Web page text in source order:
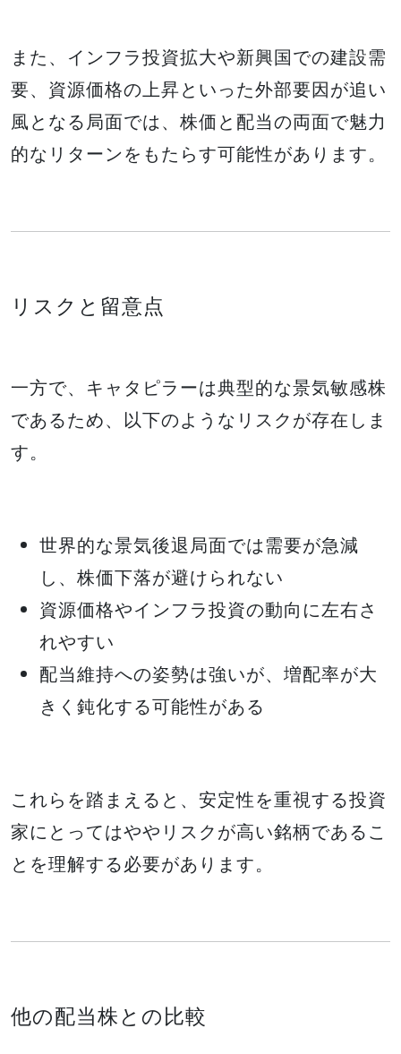
また、インフラ投資拡大や新興国での建設需
要、資源価格の上昇といった外部要因が追い
風となる局面では、株価と配当の両面で魅力
的なリターンをもたらす可能性があります。
リスクと留意点
一方で、キャタピラーは典型的な景気敏感株
であるため、以下のようなリスクが存在しま
す。
世界的な景気後退局面では需要が急減
し、株価下落が避けられない
資源価格やインフラ投資の動向に左右さ
れやすい
配当維持への姿勢は強いが、増配率が大
きく鈍化する可能性がある
これらを踏まえると、安定性を重視する投資
家にとってはややリスクが高い銘柄であるこ
とを理解する必要があります。
他の配当株との比較